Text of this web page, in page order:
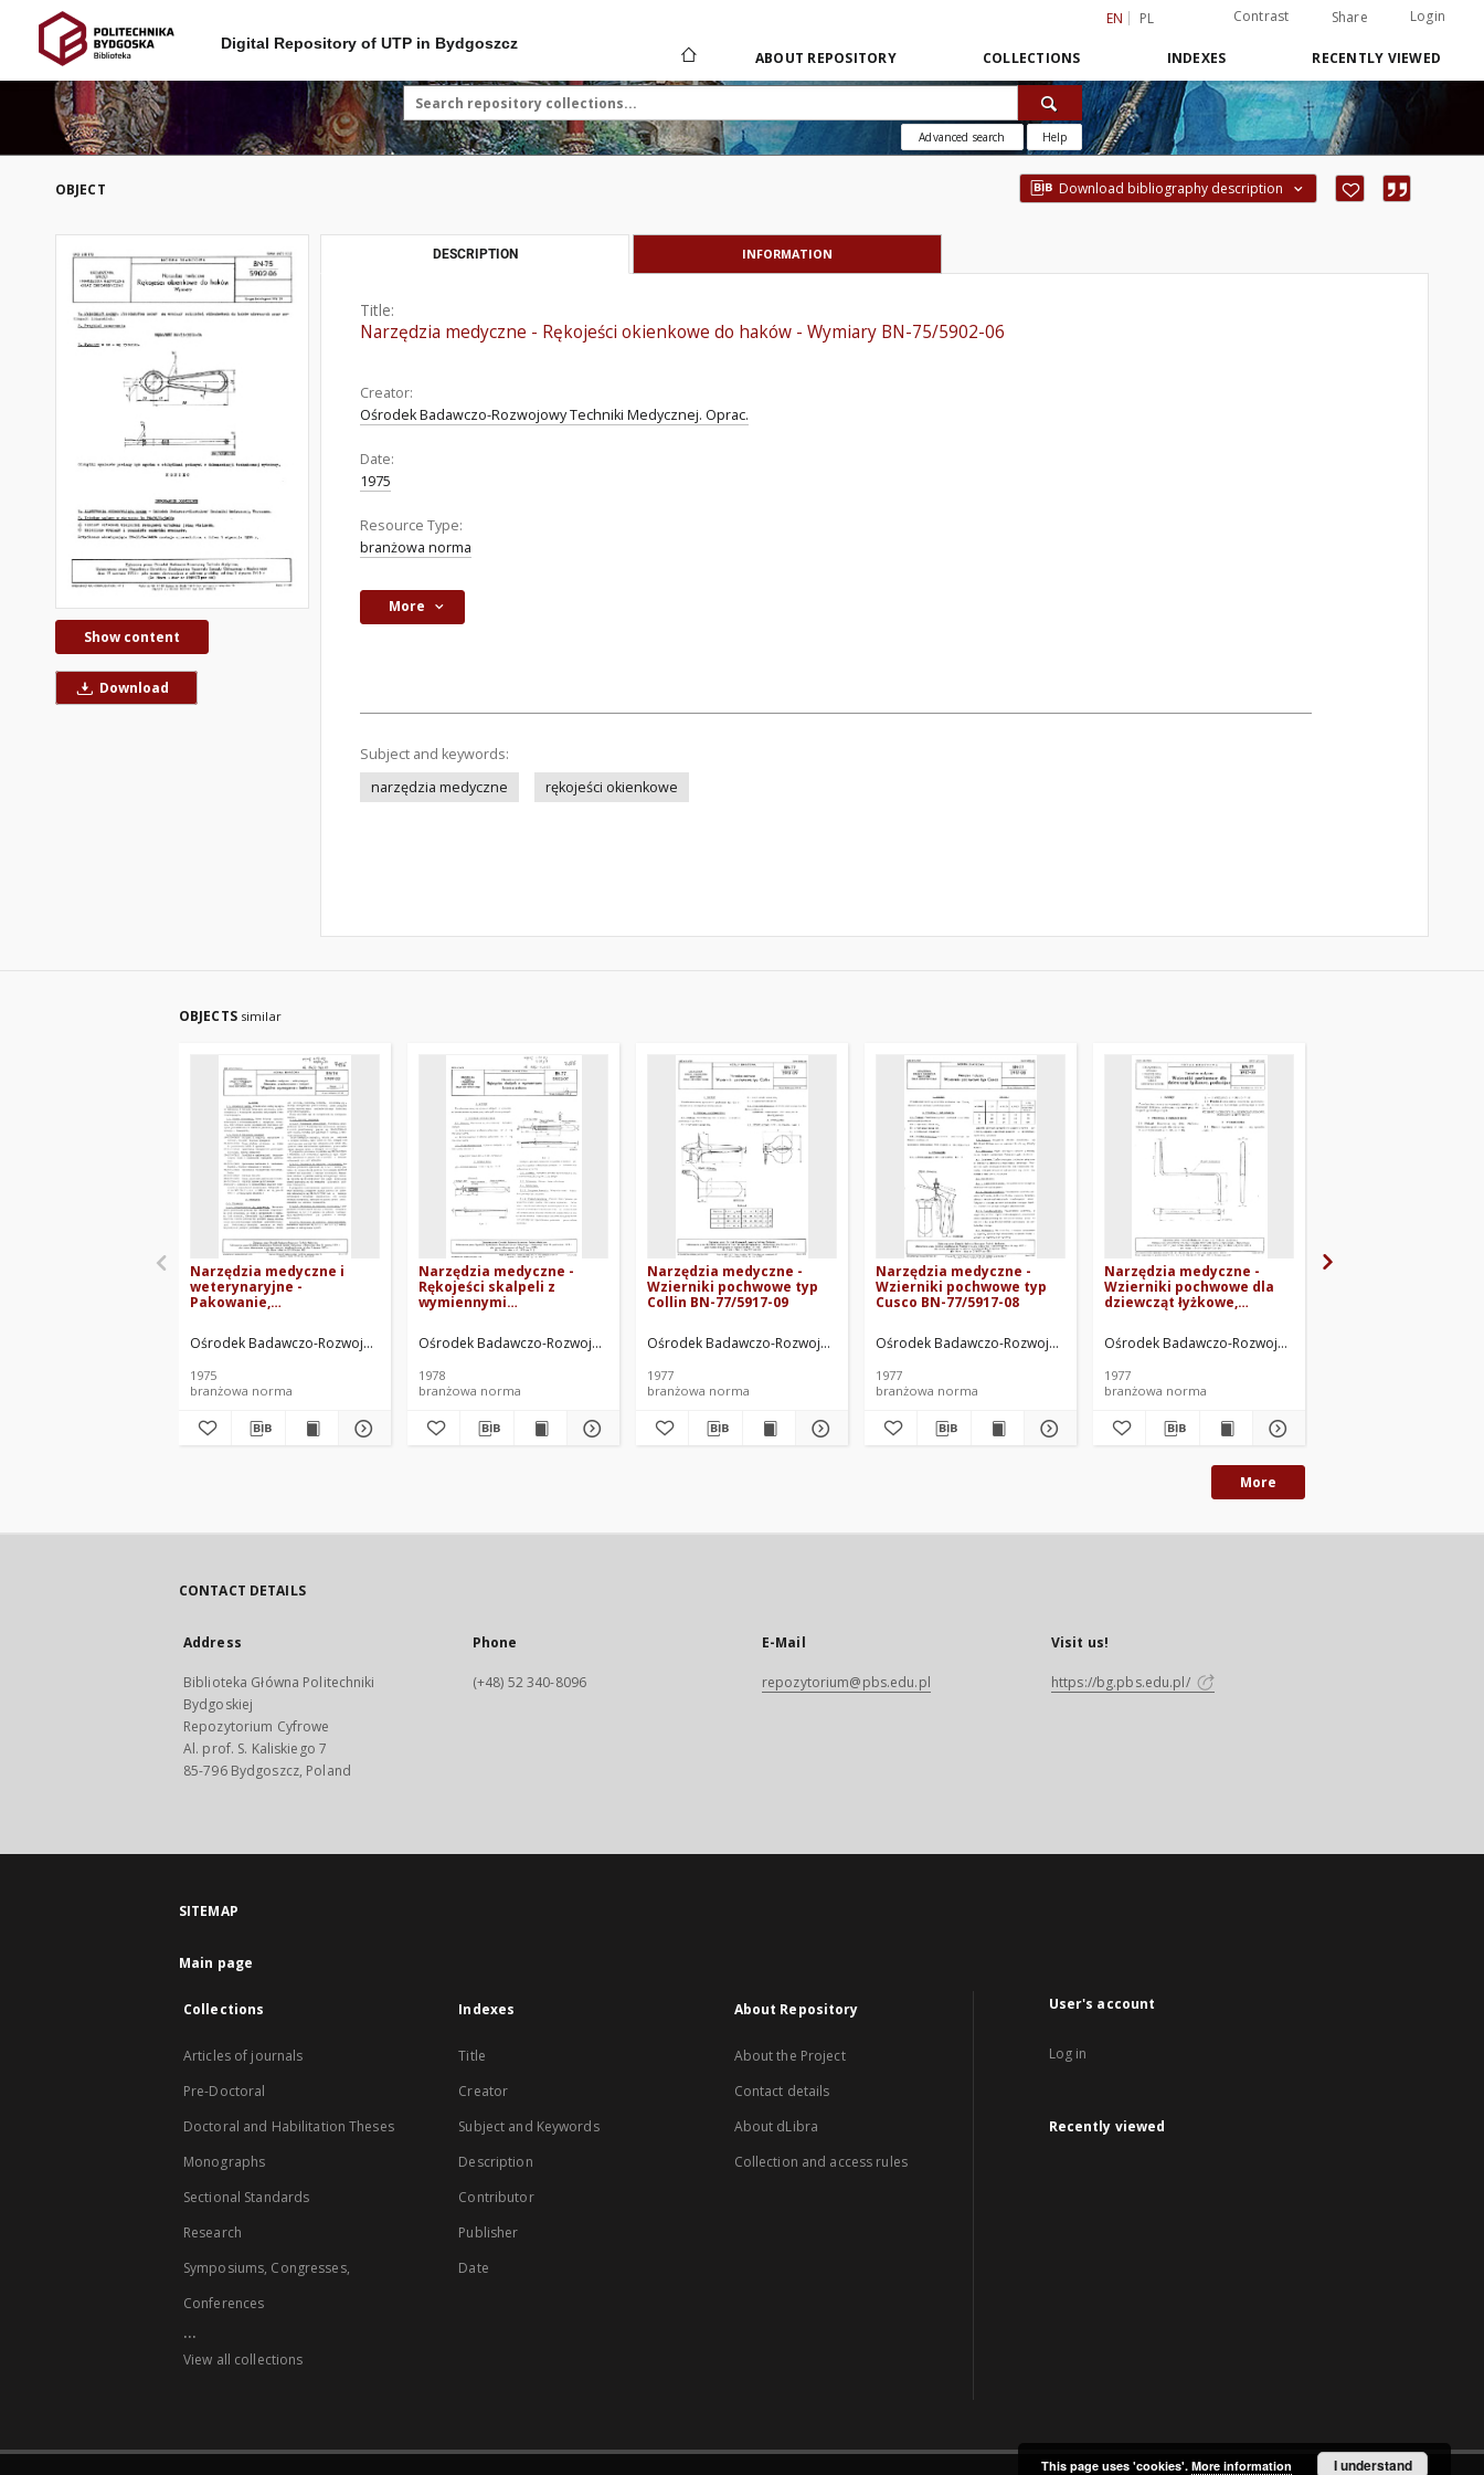
EN PL Contrast Share Login
Digital Repository of UTP in Bydgoszcz
ABOUT REPOSITORY COLLECTIONS INDEXES RECENTLY VIEWED
Advanced search Help
OBJECT Download bibliography description
Show content
Download
DESCRIPTION INFORMATION
Title:
Narzędzia medyczne - Rękojeści okienkowe do haków - Wymiary BN-75/5902-06
Creator:
Ośrodek Badawczo-Rozwojowy Techniki Medycznej. Oprac.
Date:
1975
Resource Type:
branżowa norma
More
Subject and keywords:
narzędzia medyczne
rękojeści okienkowe
OBJECTS similar
Narzędzia medyczne i
weterynaryjne -
Pakowanie,
transport - Wspólne
wymagania i badania BN-
Ośrodek Badawczo-Rozwojowy Techniki Medycznej. Oprac.
1975
branżowa norma
Narzędzia medyczne -
Rękojeści skalpeli z
wymiennymi
77/5902-07
Ośrodek Badawczo-Rozwojowy Techniki Medycznej. Oprac.
1978
branżowa norma
Narzędzia medyczne -
Wzierniki pochwowe typ
Collin BN-77/5917-09
Ośrodek Badawczo-Rozwojowy Techniki Medycznej. Oprac.
1977
branżowa norma
Narzędzia medyczne -
Wzierniki pochwowe typ
Cusco BN-77/5917-08
Ośrodek Badawczo-Rozwojowy Techniki Medycznej. Oprac.
1977
branżowa norma
Narzędzia medyczne -
Wzierniki pochwowe dla
dziewcząt łyżkowe,
Ośrodek Badawczo-Rozwojowy Techniki Medycznej. Oprac.
1977
branżowa norma
More
CONTACT DETAILS
Address
Biblioteka Główna Politechniki
Bydgoskiej
Repozytorium Cyfrowe
Al. prof. S. Kaliskiego 7
85-796 Bydgoszcz, Poland
Phone
(+48) 52 340-8096
E-Mail
repozytorium@pbs.edu.pl
Visit us!
https://bg.pbs.edu.pl/
SITEMAP
Main page
Collections
Articles of journals
Pre-Doctoral
Doctoral and Habilitation Theses
Monographs
Sectional Standards
Research
Symposiums, Congresses,
Conferences
...
View all collections
Indexes
Title
Creator
Subject and Keywords
Description
Contributor
Publisher
Date
About Repository
About the Project
Contact details
About dLibra
Collection and access rules
User's account
Log in
Recently viewed
This page uses 'cookies'. More information I understand